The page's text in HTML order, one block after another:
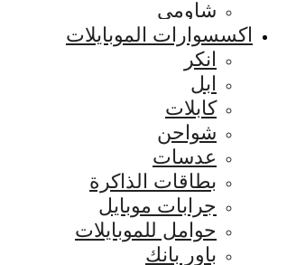
شاومي
اكسسوارات الموبايلات
انكر
ابل
كابلات
شواحن
عدسات
بطاقات الذاكرة
جرابات موبايل
حوامل للموبايلات
باور بانك